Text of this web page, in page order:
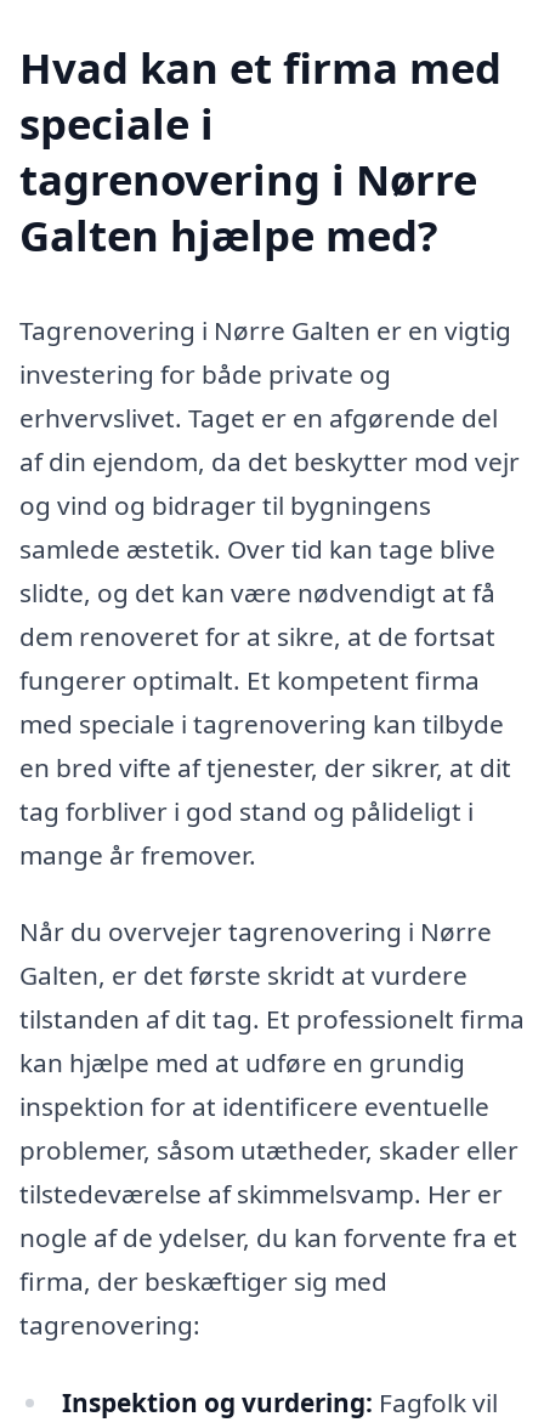
Hvad kan et firma med
speciale i
tagrenovering i Nørre
Galten hjælpe med?
Tagrenovering i Nørre Galten er en vigtig
investering for både private og
erhvervslivet. Taget er en afgørende del
af din ejendom, da det beskytter mod vejr
og vind og bidrager til bygningens
samlede æstetik. Over tid kan tage blive
slidte, og det kan være nødvendigt at få
dem renoveret for at sikre, at de fortsat
fungerer optimalt. Et kompetent firma
med speciale i tagrenovering kan tilbyde
en bred vifte af tjenester, der sikrer, at dit
tag forbliver i god stand og pålideligt i
mange år fremover.
Når du overvejer tagrenovering i Nørre
Galten, er det første skridt at vurdere
tilstanden af dit tag. Et professionelt firma
kan hjælpe med at udføre en grundig
inspektion for at identificere eventuelle
problemer, såsom utætheder, skader eller
tilstedeværelse af skimmelsvamp. Her er
nogle af de ydelser, du kan forvente fra et
firma, der beskæftiger sig med
tagrenovering:
Inspektion og vurdering: Fagfolk vil